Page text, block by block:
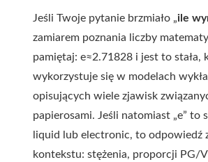
Jeśli Twoje pytanie brzmiało „ile
zamiarem poznania liczby
pamiętaj: e≈2.71828 i jest to stała,
wykorzystuje się w modelach
opisujących wiele zjawisk
papierosami. Jeśli natomiast „e” to
liquid lub electronic, to odpowiedź
kontekstu: stężenia, proporcji PG/